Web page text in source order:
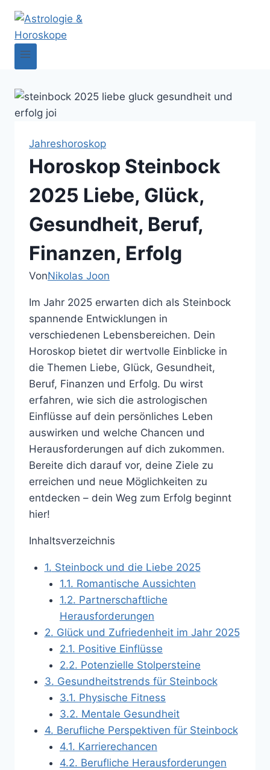
Jahreshoroskop
Horoskop Steinbock
2025 Liebe, Glück,
Gesundheit, Beruf,
Finanzen, Erfolg
VonNikolas Joon
Im Jahr 2025 erwarten dich als Steinbock
spannende Entwicklungen in
verschiedenen Lebensbereichen. Dein
Horoskop bietet dir wertvolle Einblicke in
die Themen Liebe, Glück, Gesundheit,
Beruf, Finanzen und Erfolg. Du wirst
erfahren, wie sich die astrologischen
Einflüsse auf dein persönliches Leben
auswirken und welche Chancen und
Herausforderungen auf dich zukommen.
Bereite dich darauf vor, deine Ziele zu
erreichen und neue Möglichkeiten zu
entdecken – dein Weg zum Erfolg beginnt
hier!
Inhaltsverzeichnis
1. Steinbock und die Liebe 2025
1.1. Romantische Aussichten
1.2. Partnerschaftliche
Herausforderungen
2. Glück und Zufriedenheit im Jahr 2025
2.1. Positive Einflüsse
2.2. Potenzielle Stolpersteine
3. Gesundheitstrends für Steinbock
3.1. Physische Fitness
3.2. Mentale Gesundheit
4. Berufliche Perspektiven für Steinbock
4.1. Karrierechancen
4.2. Berufliche Herausforderungen